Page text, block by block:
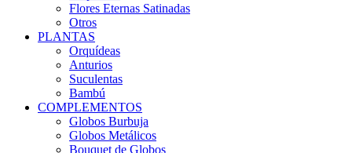
Flores Eternas Satinadas
Otros
PLANTAS
Orquídeas
Anturios
Suculentas
Bambú
COMPLEMENTOS
Globos Burbuja
Globos Metálicos
Bouquet de Globos